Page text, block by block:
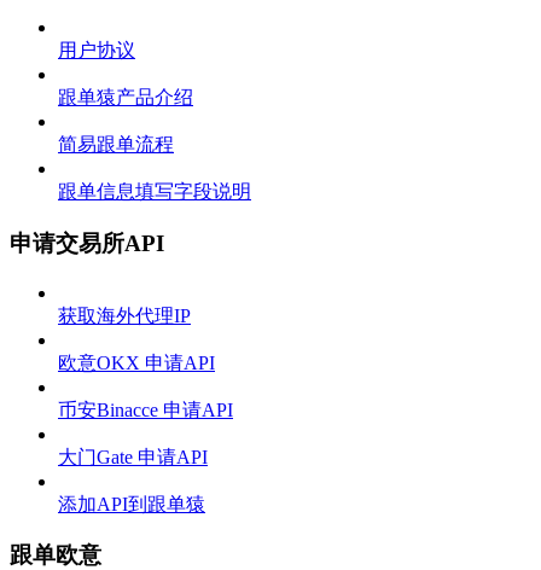
用户协议
跟单猿产品介绍
简易跟单流程
跟单信息填写字段说明
申请交易所API
获取海外代理IP
欧意OKX 申请API
币安Binacce 申请API
大门Gate 申请API
添加API到跟单猿
跟单欧意